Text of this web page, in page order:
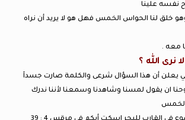
نفسه علينا
خلق لنا الحواس الخمس فهل هو لا يريد أن نراه
معه .
نرى الله ؟
يعلن أن هذا السؤال شرعى والكلمة صارت جسدآ
ان يقول لمسنا وشاهدنا وسمعنا لأننا ندرك